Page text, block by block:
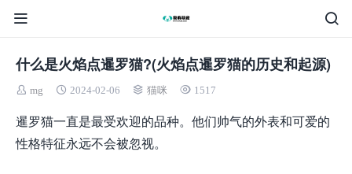
什么是火焰点暹罗猫?(火焰点暹罗猫的历史和起源)
mg 2024-02-06 猫咪 1517
暹罗猫一直是最受欢迎的品种。他们帅气的外表和可爱的
性格特征永远不会被忽视。